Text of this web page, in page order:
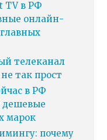
TV в РФ
онлайн-
телеканал
так прост
в РФ
дешевые
марок
почему